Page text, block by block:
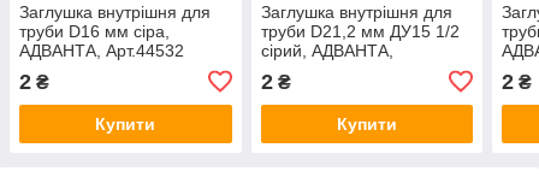
Заглушка внутрішня для
труби D16 мм сіра,
АДВАНТА, Арт.44532
2 ₴
Купити
Заглушка внутрішня для
труби D21,2 мм ДУ15 1/2
сірий, АДВАНТА,
2₴
Купити
2 ₴